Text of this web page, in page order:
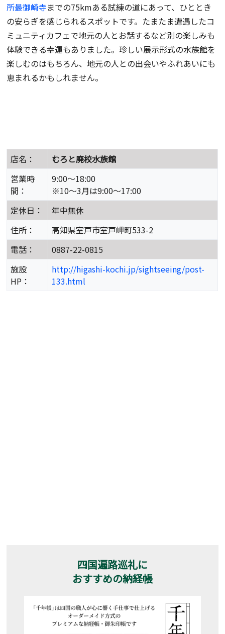
所最御崎寺までの75kmある試練の道にあって、ひととき
の安らぎを感じられるスポットです。たまたま遭遇したコ
ミュニティカフェで地元の人とお話するなど別の楽しみも
体験できる幸運もありました。珍しい展示形式の水族館を
楽しむのはもちろん、地元の人との出会いやふれあいにも
恵まれるかもしれません。
店名：
むろと廃校水族館
営業時
間：
9:00～18:00
※10～3月は9:00～17:00
定休日：
年中無休
住所：
高知県室戸市室戸岬町533-2
電話：
0887-22-0815
施設
HP：
http://higashi-kochi.jp/sightseeing/post-
133.html
四国遍路巡礼に
おすすめの納経帳